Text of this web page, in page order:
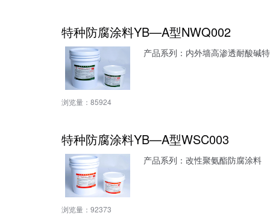
特种防腐涂料YB—A型NWQ002
产品系列：内外墙高渗透耐酸碱
浏览量： 85924
特种防腐涂料YB—A型WSC003
产品系列：改性聚氨酯防腐涂料
浏览量： 92373